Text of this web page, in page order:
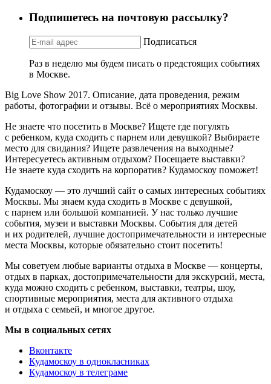
Подпишетесь на почтовую рассылку?
Подписаться
Раз в неделю мы будем писать о предстоящих событиях
в Москве.
Big Love Show 2017. Описание, дата проведения, режим
работы, фотографии и отзывы. Всё о мероприятиях Москвы.
Не знаете что посетить в Москве? Ищете где погулять
с ребенком, куда сходить с парнем или девушкой? Выбираете
место для свидания? Ищете развлечения на выходные?
Интересуетесь активным отдыхом? Посещаете выставки?
Не знаете куда сходить на корпоратив? Кудамоскоу поможет!
Кудамоскоу — это лучший сайт о самых интересных событиях
Москвы. Мы знаем куда сходить в Москве с девушкой,
с парнем или большой компанией. У нас только лучшие
события, музеи и выставки Москвы. События для детей
и их родителей, лучшие достопримечательности и интересные
места Москвы, которые обязательно стоит посетить!
Мы советуем любые варианты отдыха в Москве — концерты,
отдых в парках, достопримечательности для экскурсий, места,
куда можно сходить с ребенком, выставки, театры, шоу,
спортивные мероприятия, места для активного отдыха
и отдыха с семьей, и многое другое.
Мы в социальных сетях
Вконтакте
Кудамоскоу в однокласниках
Кудамоскоу в телеграме